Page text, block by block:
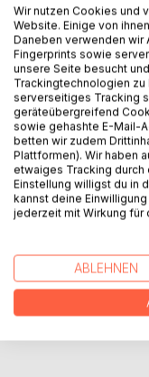
BESCHREIBUNG
Gerry, the little boy
provides an insight
vividly sketched for
characteristics of
suggests there are
syndrome that are
AUTOR/IN
PRESSESTIMMEN
Wir nutzen Cookies und
Website. Einige von
Daneben verwenden wir
Fingerprints sowie
unsere Seite besucht
Trackingtechnologien
serverseitiges Tracking
geräteübergreifend
sowie gehashte E-Mail-
betten wir zudem
Plattformen). Wir haben
etwaiges Tracking durch
Einstellung willigst du in
kannst deine Einwilligung
jederzeit mit Wirkung für
ABLEHNEN